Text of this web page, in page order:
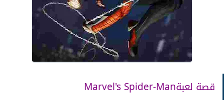
قصة لعبةMarvel's Spider-Man